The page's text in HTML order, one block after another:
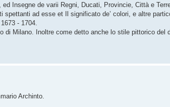
ed Insegne de varii Regni, Ducati, Provincie, Città e
spettanti ad esse et Il significato de’ colori, e altre
- 1704.
di Milano. Inoltre come detto anche lo stile pittorico del
Archinto.